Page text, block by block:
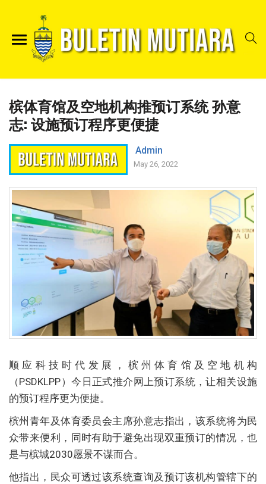
槟体育馆及空地机构推预订系统 孙意
志: 设施预订程序更便捷
Admin
May 26, 2022
顺应科技时代发展，槟州体育馆及空地机构
（PSDKLPP）今日正式推介网上预订系统，让相关设施
的预订程序更为便捷。
槟州青年及体育委员会主席孙意志指出，该系统将为民
众带来便利，同时有助于避免出现双重预订的情况，也
是与槟城2030愿景不谋而合。
他指出，民众可透过该系统查询及预订该机构管辖下的